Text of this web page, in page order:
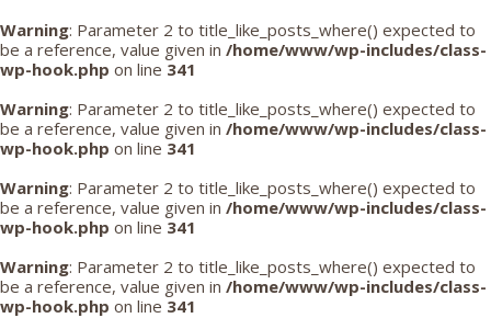
Warning: Parameter 2 to title_like_posts_where() expected to
be a reference, value given in /home/www/wp-includes/class-
wp-hook.php on line 341
Warning: Parameter 2 to title_like_posts_where() expected to
be a reference, value given in /home/www/wp-includes/class-
wp-hook.php on line 341
Warning: Parameter 2 to title_like_posts_where() expected to
be a reference, value given in /home/www/wp-includes/class-
wp-hook.php on line 341
Warning: Parameter 2 to title_like_posts_where() expected to
be a reference, value given in /home/www/wp-includes/class-
wp-hook.php on line 341